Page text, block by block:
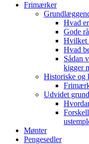
Frimærker
Hvad
Gode
Hvilket
Hvad
Sådan
kigger
Historiske og
Udvidet
Mønter
Pengesedler